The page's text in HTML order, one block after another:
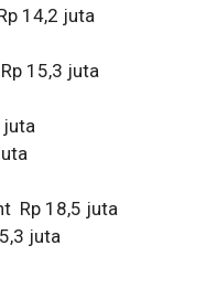
14,2 juta
Rp 15,3 juta
juta
juta
Rp 18,5 juta
juta